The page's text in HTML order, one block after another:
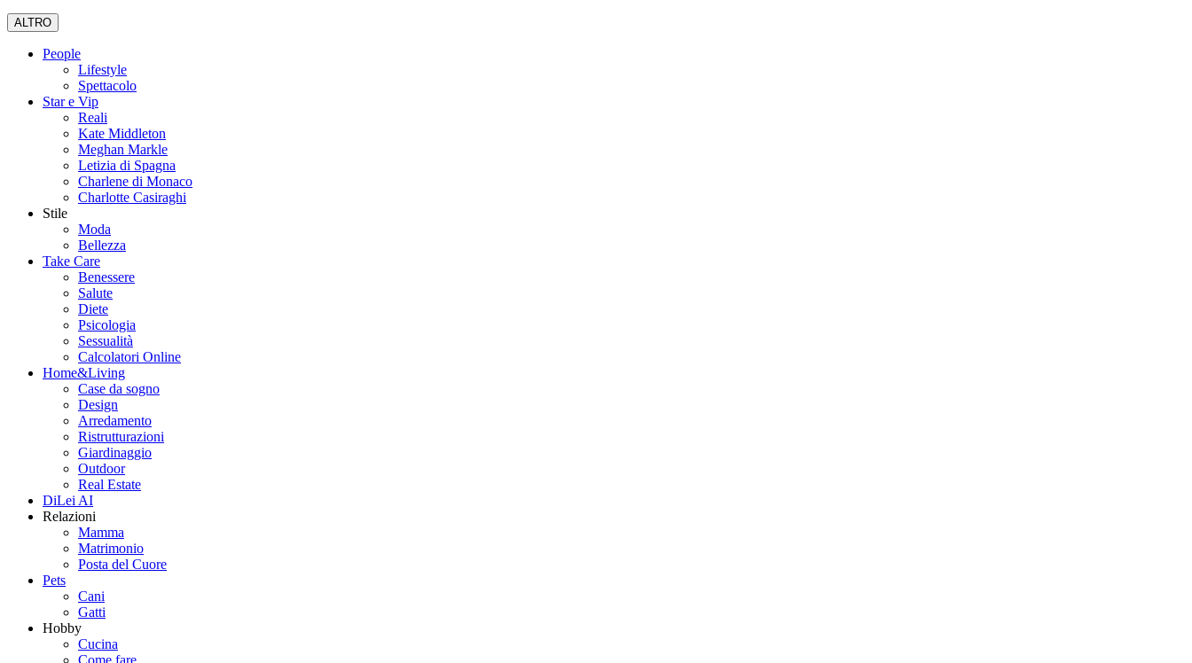
ALTRO
People
Lifestyle
Spettacolo
Star e Vip
Reali
Kate Middleton
Meghan Markle
Letizia di Spagna
Charlene di Monaco
Charlotte Casiraghi
Stile
Moda
Bellezza
Take Care
Benessere
Salute
Diete
Psicologia
Sessualità
Calcolatori Online
Home&Living
Case da sogno
Design
Arredamento
Ristrutturazioni
Giardinaggio
Outdoor
Real Estate
DiLei AI
Relazioni
Mamma
Matrimonio
Posta del Cuore
Pets
Cani
Gatti
Hobby
Cucina